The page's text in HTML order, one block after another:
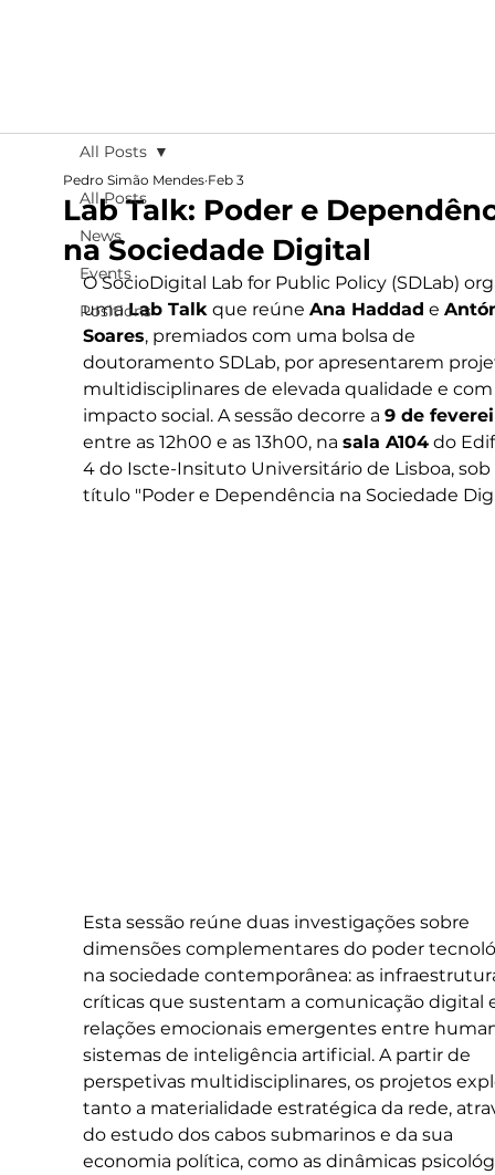
All Posts
News
Events
Positions
All Posts
Lab Talk: Poder e
na Sociedade Digital
Pedro Simão Mendes Feb 3
O SocioDigital Lab for Public Policy (SDLab)
uma Lab Talk que reúne Ana Haddad e
Soares, premiados com uma bolsa de
doutoramento SDLab, por apresentarem
multidisciplinares de elevada qualidade e
impacto social. A sessão decorre a 9 de
entre as 12h00 e as 13h00, na sala A104 do
4 do Iscte-Insituto Universitário de Lisboa,
título "Poder e Dependência na Sociedade
Esta sessão reúne duas investigações sobre
dimensões complementares do poder
na sociedade contemporânea: as
críticas que sustentam a comunicação digital
relações emocionais emergentes entre
sistemas de inteligência artificial. A partir de
perspetivas multidisciplinares, os projetos
tanto a materialidade estratégica da rede,
do estudo dos cabos submarinos e da sua
economia política, como as dinâmicas